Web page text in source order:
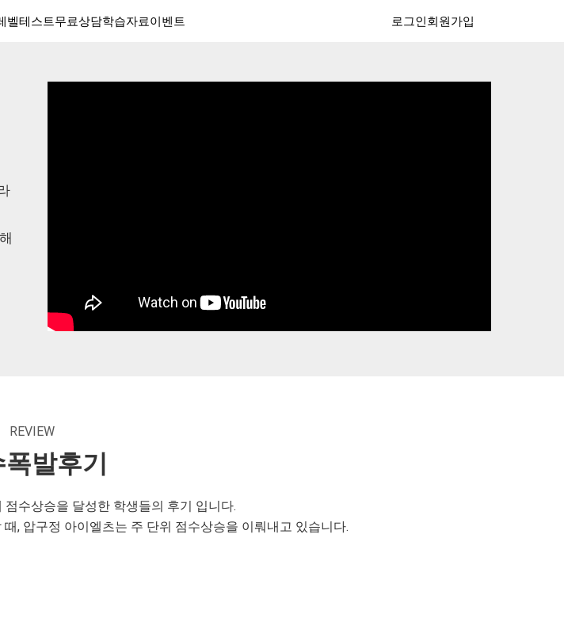
벨테스트무료상담학습자료이벤트 로그인회원가입
REVIEW
발후기
수상승을 달성한 학생들의 후기 입니다.
, 압구정 아이엘츠는 주 단위 점수상승을 이뤄내고 있습니다.